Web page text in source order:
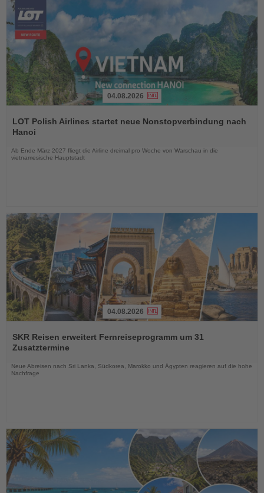
Sie
die
04.08.2026
LOT Polish Airlines startet neue Nonstopverbindung nach
Hanoi
Ab Ende März 2027 fliegt die Airline dreimal pro Woche von Warschau in die
vietnamesische Hauptstadt
Sie
die
04.08.2026
SKR Reisen erweitert Fernreiseprogramm um 31
Zusatztermine
Neue Abreisen nach Sri Lanka, Südkorea, Marokko und Ägypten reagieren auf die hohe
Nachfrage